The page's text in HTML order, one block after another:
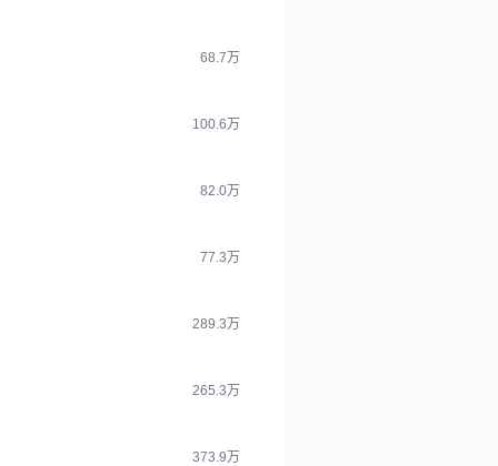
68.7万
100.6万
82.0万
77.3万
289.3万
265.3万
373.9万